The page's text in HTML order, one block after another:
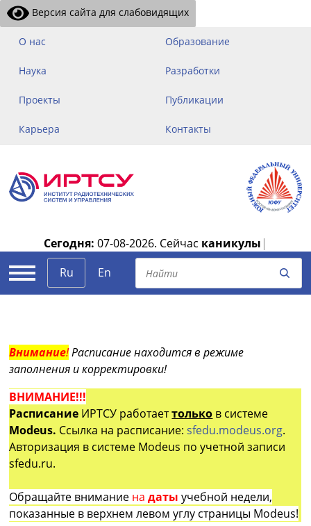
Версия сайта для слабовидящих
О нас Образование
Наука Разработки
Проекты Публикации
Карьера Контакты
Сегодня: 07-08-2026. Сейчас каникулы |
Ru
En
Внимание!Расписание находится в режиме
заполнения и корректировки!
ВНИМАНИЕ!!!
Расписание ИРТСУ работаеттолько в системе
Modeus. Ссылка на расписание:sfedu.modeus.org.
Авторизация в системе Modeus по учетной записи
sfedu.ru.
Обращайте внимание на датыучебной недели,
показанные в верхнем левом углу страницы Modeus!